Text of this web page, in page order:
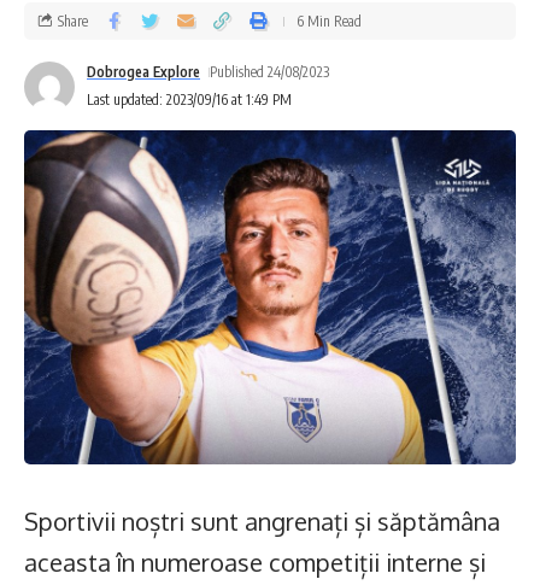
Last updated: 2023/09/16 at 1:49 PM
Dobrogea Explore Published 24/08/2023
Share 6 Min Read
Sportivii noștri sunt angrenați și săptămâna
aceasta în numeroase competiții interne și